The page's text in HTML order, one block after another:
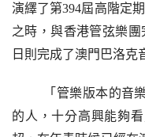
演繹了第394屆高階定
之時，與香港管弦樂
日則完成了澳門巴洛克
「管樂版本的音
的人，十分高興能夠